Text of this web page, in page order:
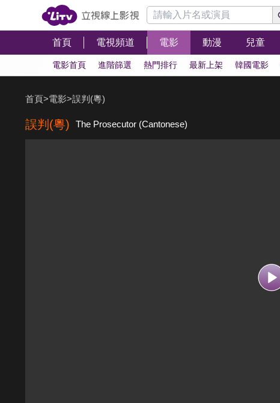
首頁 電視頻道 電影 動漫 兒童
電影首頁 進階篩選 熱門排行 最新上架 韓國電影
首頁>電影>誤判(粵)
誤判(粵) The Prosecutor (Cantonese)